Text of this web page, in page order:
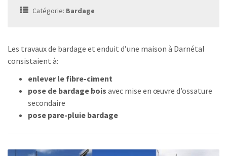
Catégorie: Bardage
Les travaux de bardage et enduit d’une maison à Darnétal
consistaient à:
enlever le fibre-ciment
pose de bardage bois avec mise en œuvre d’ossature
secondaire
pose pare-pluie bardage